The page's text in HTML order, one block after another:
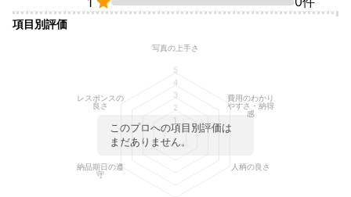
項目別評価
このプロへの項目別評価は
まだありません。
写真の上手さ
費用のわかり
やすさ・納得
感
人柄の良さ
納品期日の遵
守
レスポンスの
良さ
1
2
3
4
5